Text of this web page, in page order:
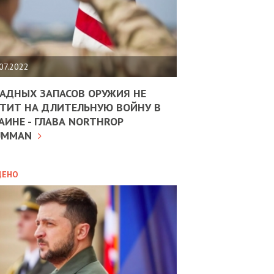
ЗАПАСОВ ОРУЖИЯ НЕ
НА ДЛИТЕЛЬНУЮ ВОЙНУ В
- ГЛАВА NORTHROP
10.02.2025